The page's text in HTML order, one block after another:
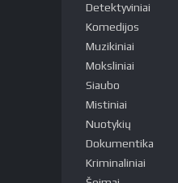
Detektyviniai
Komedijos
Muzikiniai
Moksliniai
Siaubo
Mistiniai
Nuotykių
Dokumentika
Kriminaliniai